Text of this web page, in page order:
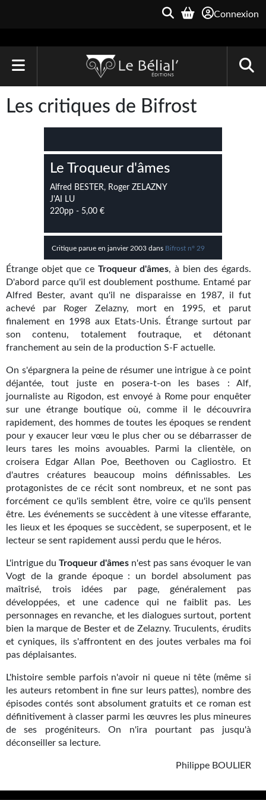
Connexion
Le Bélial'
Une Heure-Lumière
Archive du Futur
Quarante-Deux
Kvasar
Pulps
Wotan
Étoiles vives
Yellow Submarine
NUMÉRIQUE
Romans et recueils
Une Heure-Lumière
Nouvelles
Bifrost
Livres audio
Sans DRM
BIFROST
Tous les numéros
En numérique
S'abonner
Les critiques
Le blog
Les critiques de Bifrost
Le Troqueur d'âmes
Alfred BESTER, Roger ZELAZNY
J'AI LU
220pp - 5,00 €
Critique parue en janvier 2003 dans Bifrost n° 29
Étrange objet que ce Troqueur d'âmes, à bien des égards.
D'abord parce qu'il est doublement posthume. Entamé par
Alfred Bester, avant qu'il ne disparaisse en 1987, il fut
achevé par Roger Zelazny, mort en 1995, et parut
finalement en 1998 aux Etats-Unis. Étrange surtout par
son contenu, totalement foutraque, et détonant
franchement au sein de la production S-F actuelle.
On s'épargnera la peine de résumer une intrigue à ce point
déjantée, tout juste en posera-t-on les bases : Alf,
journaliste au Rigodon, est envoyé à Rome pour enquêter
sur une étrange boutique où, comme il le découvrira
rapidement, des hommes de toutes les époques se rendent
pour y exaucer leur vœu le plus cher ou se débarrasser de
leurs tares les moins avouables. Parmi la clientèle, on
croisera Edgar Allan Poe, Beethoven ou Cagliostro. Et
d'autres créatures beaucoup moins définissables. Les
protagonistes de ce récit sont nombreux, et ne sont pas
forcément ce qu'ils semblent être, voire ce qu'ils pensent
être. Les événements se succèdent à une vitesse effarante,
les lieux et les époques se succèdent, se superposent, et le
lecteur se sent rapidement aussi perdu que le héros.
L'intrigue du Troqueur d'âmes n'est pas sans évoquer le van
Vogt de la grande époque : un bordel absolument pas
maîtrisé, trois idées par page, généralement pas
développées, et une cadence qui ne faiblit pas. Les
personnages en revanche, et les dialogues surtout, portent
bien la marque de Bester et de Zelazny. Truculents, érudits
et cyniques, ils s'affrontent en des joutes verbales ma foi
pas déplaisantes.
L'histoire semble parfois n'avoir ni queue ni tête (même si
les auteurs retombent in fine sur leurs pattes), nombre des
épisodes contés sont absolument gratuits et ce roman est
définitivement à classer parmi les œuvres les plus mineures
de ses progéniteurs. On n'ira pourtant pas jusqu'à
déconseiller sa lecture.
Philippe BOULIER